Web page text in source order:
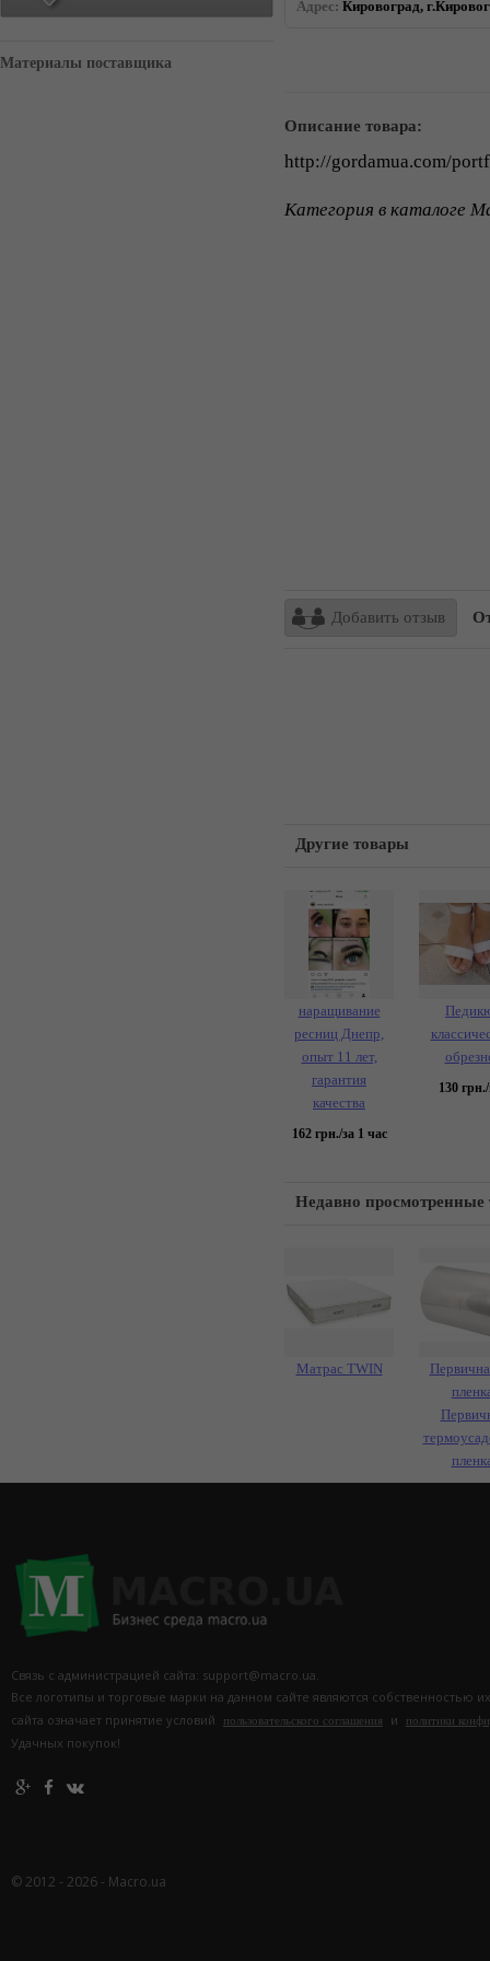
Материалы поставщика
Адрес: Кировоград,
Описание товара:
http://gordamua.com/
Категория в каталоге
Добавить отзыв
Другие товары
наращивание
ресниц Днепр,
опыт 11 лет,
гарантия
качества
162грн./за 1 час
130
Недавно просмотренные
Матрас TWIN
Связь с администрацией сайта: support@macro.ua.
Все логотипы и торговые марки на данном сайте являются собственностью
сайта означает принятие условий
пользовательского соглашения и политики
Удачных покупок!
© 2012 - 2026 - Macro.ua